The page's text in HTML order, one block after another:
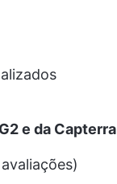
e da Capterra